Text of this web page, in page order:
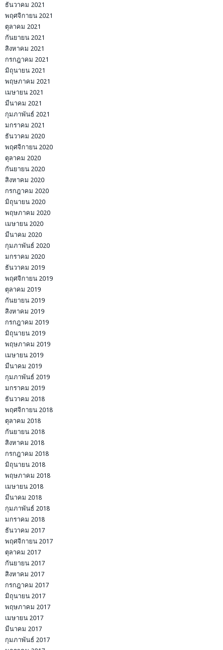
ธันวาคม 2021
พฤศจิกายน 2021
ตุลาคม 2021
กันยายน 2021
สิงหาคม 2021
กรกฎาคม 2021
มิถุนายน 2021
พฤษภาคม 2021
เมษายน 2021
มีนาคม 2021
กุมภาพันธ์ 2021
มกราคม 2021
ธันวาคม 2020
พฤศจิกายน 2020
ตุลาคม 2020
กันยายน 2020
สิงหาคม 2020
กรกฎาคม 2020
มิถุนายน 2020
พฤษภาคม 2020
เมษายน 2020
มีนาคม 2020
กุมภาพันธ์ 2020
มกราคม 2020
ธันวาคม 2019
พฤศจิกายน 2019
ตุลาคม 2019
กันยายน 2019
สิงหาคม 2019
กรกฎาคม 2019
มิถุนายน 2019
พฤษภาคม 2019
เมษายน 2019
มีนาคม 2019
กุมภาพันธ์ 2019
มกราคม 2019
ธันวาคม 2018
พฤศจิกายน 2018
ตุลาคม 2018
กันยายน 2018
สิงหาคม 2018
กรกฎาคม 2018
มิถุนายน 2018
พฤษภาคม 2018
เมษายน 2018
มีนาคม 2018
กุมภาพันธ์ 2018
มกราคม 2018
ธันวาคม 2017
พฤศจิกายน 2017
ตุลาคม 2017
กันยายน 2017
สิงหาคม 2017
กรกฎาคม 2017
มิถุนายน 2017
พฤษภาคม 2017
เมษายน 2017
มีนาคม 2017
กุมภาพันธ์ 2017